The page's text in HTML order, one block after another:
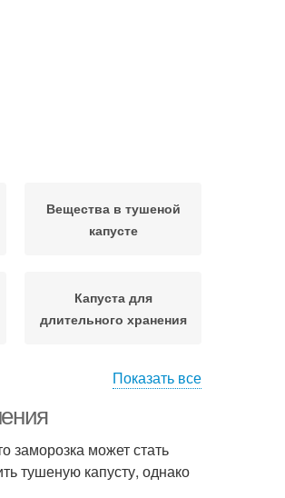
Вещества в тушеной
капусте
Капуста для
длительного хранения
Показать все
заморозка может стать
тушеную капусту, однако